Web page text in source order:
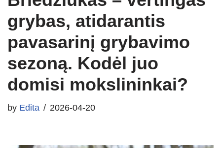
grybas, atidarantis
pavasarinį grybavimo
sezoną. Kodėl juo
domisi mokslininkai?
by Edita 2026-04-20